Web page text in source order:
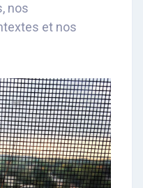
nos
et nos